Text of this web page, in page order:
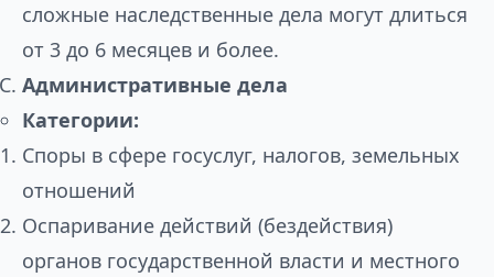
сложные наследственные дела могут длиться
от 3 до 6 месяцев и более.
Административные дела
Категории:
Споры в сфере госуслуг, налогов, земельных
отношений
Оспаривание действий (бездействия)
органов государственной власти и местного